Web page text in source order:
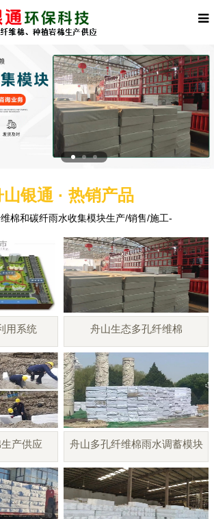
山银通 · 热销产品
棉和碳纤雨水收集模块生产/销售/施工-
用系统 舟山生态多孔纤维棉
产供应 舟山多孔纤维棉雨水调蓄模块